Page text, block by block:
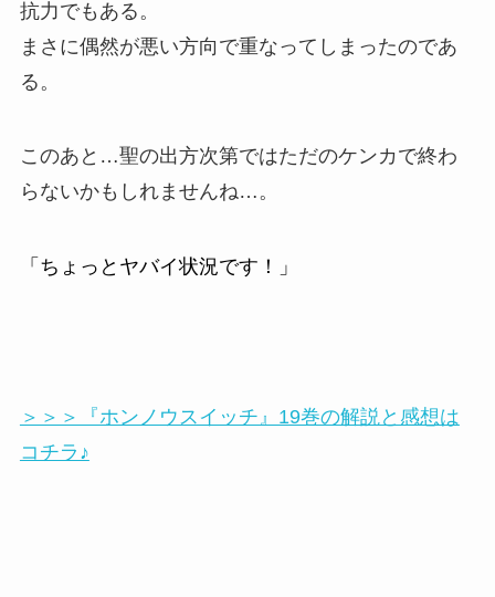
抗力でもある。
まさに偶然が悪い方向で重なってしまったのであ
る。
このあと…聖の出方次第ではただのケンカで終わ
らないかもしれませんね…。
「ちょっとヤバイ状況です！」
＞＞＞『ホンノウスイッチ』19巻の解説と感想は
コチラ♪